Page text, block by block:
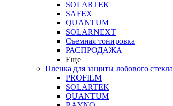
SOLARTEK
SAFEX
QUANTUM
SOLARNEXT
Съемная тонировка
РАСПРОДАЖА
Еще
Пленка для защиты лобового стекла
PROFILM
SOLARTEK
QUANTUM